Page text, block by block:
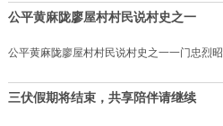
公平黄麻陇廖屋村村民说村史之一
公平黄麻陇廖屋村村民说村史之一一门忠烈昭
三伏假期将结束，共享陪伴请继续